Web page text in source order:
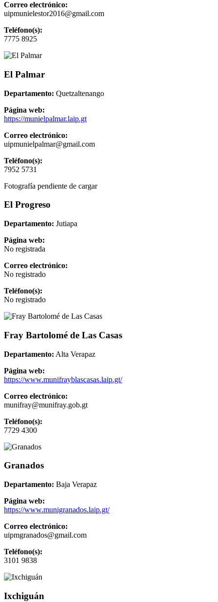
Correo electrónico:
uipmunielestor2016@gmail.com
Teléfono(s):
7775 8925
El Palmar
Departamento: Quetzaltenango
Página web:
https://munielpalmar.laip.gt
Correo electrónico:
uipmunielpalmar@gmail.com
Teléfono(s):
7952 5731
Fotografía pendiente de cargar
El Progreso
Departamento: Jutiapa
Página web:
No registrada
Correo electrónico:
No registrado
Teléfono(s):
No registrado
Fray Bartolomé de Las Casas
Departamento: Alta Verapaz
Página web:
https://www.munifrayblascasas.laip.gt/
Correo electrónico:
munifray@munifray.gob.gt
Teléfono(s):
7729 4300
Granados
Departamento: Baja Verapaz
Página web:
https://www.munigranados.laip.gt/
Correo electrónico:
uipmgranados@gmail.com
Teléfono(s):
3101 9838
Ixchiguán